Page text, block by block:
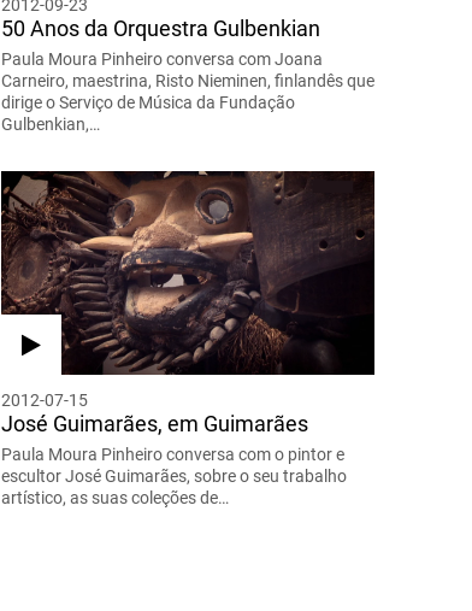
2012-09-23
50 Anos da Orquestra Gulbenkian
Paula Moura Pinheiro conversa com Joana
Carneiro, maestrina, Risto Nieminen, finlandês que
dirige o Serviço de Música da Fundação
Gulbenkian,…
2012-07-15
José Guimarães, em Guimarães
Paula Moura Pinheiro conversa com o pintor e
escultor José Guimarães, sobre o seu trabalho
artístico, as suas coleções de…